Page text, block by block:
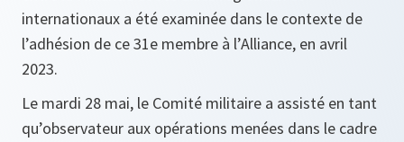
internationaux a été examinée dans le contexte de
l’adhésion de ce 31e membre à l’Alliance, en avril
2023.
Le mardi 28 mai, le Comité militaire a assisté en tant
qu’observateur aux opérations menées dans le cadre